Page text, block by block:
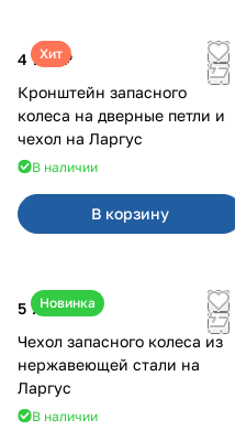
Хит
4 700 ₽
Кронштейн запасного
колеса на дверные петли и
чехол на Ларгус
В наличии
В корзину
Новинка
5 700 ₽
Чехол запасного колеса из
нержавеющей стали на
Ларгус
В наличии